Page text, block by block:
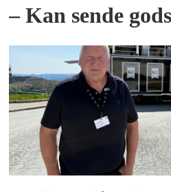
– Kan sende